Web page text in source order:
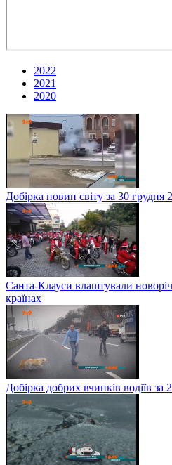
2022
2021
2020
Добірка новин світу за 30 грудня
Санта-Клауси влаштували
країнах
Добірка добрих вчинків водіїв за